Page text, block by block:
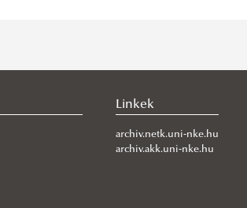
Linkek
archiv.netk.uni-nke.hu
archiv.akk.uni-nke.hu